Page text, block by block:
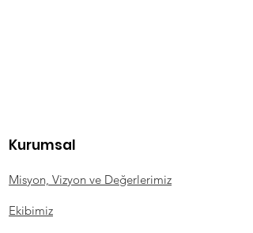
Kurumsal
Misyon, Vizyon ve Değerlerimiz
Ekibimiz